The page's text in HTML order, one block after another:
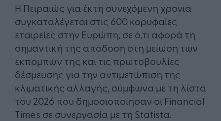
Η Πειραιώς για έκτη συνεχόμενη χρονιά
συγκαταλέγεται στις 600 κορυφαίες
εταιρείες στην Ευρώπη, σε ό,τι αφορά τη
σημαντική της απόδοση στη μείωση των
εκπομπών της και τις πρωτοβουλίες
δέσμευσης για την αντιμετώπιση της
κλιματικής αλλαγής, σύμφωνα με τη λίστα
του 2026 που δημοσιοποίησαν οι Financial
Times σε συνεργασία με τη Statista.